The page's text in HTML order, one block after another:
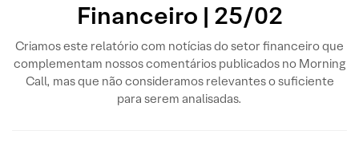
Financeiro | 25/02
Criamos este relatório com notícias do setor financeiro que
complementam nossos comentários publicados no Morning
Call, mas que não consideramos relevantes o suficiente
para serem analisadas.